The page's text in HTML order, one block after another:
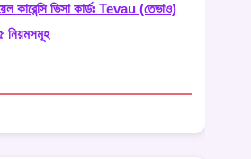
কারেন্সি ভিসা কার্ডঃ Tevau (তেভাও)
নিয়মসমূহ